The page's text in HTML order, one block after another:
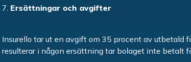
Ersättningar och avgifter
Insurello tar ut en avgift om 35 procent av utbetald
resulterar i någon ersättning tar bolaget inte betalt